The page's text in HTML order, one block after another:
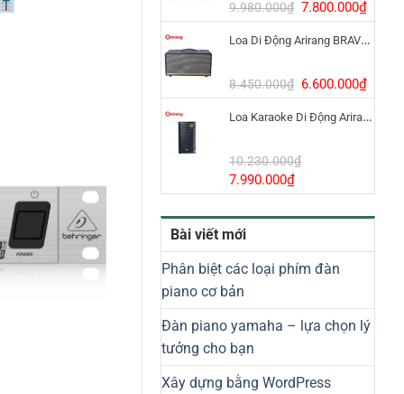
8.800.000₫.
9.980.000₫ Giá
gốc
là:
7.800.000₫Giá
hiện
tại
Loa Di Động Arirang BRAVO 8 800W Có Micro
8.450.000₫ Giá
gốc
là:
6.600.000₫Giá
hiện
tại
Loa Karaoke Di Động Arirang EDGE-X Model I
10.230.000₫
Giá
gốc
là:
10.230.000₫.
7.990.000₫Giá
hiện
tại
7.990.000₫.
Bài viết mới
Phân biệt các loại phím đàn
piano cơ bản
Đàn piano yamaha – lựa chọn lý
tưởng cho bạn
Xây dựng bằng WordPress